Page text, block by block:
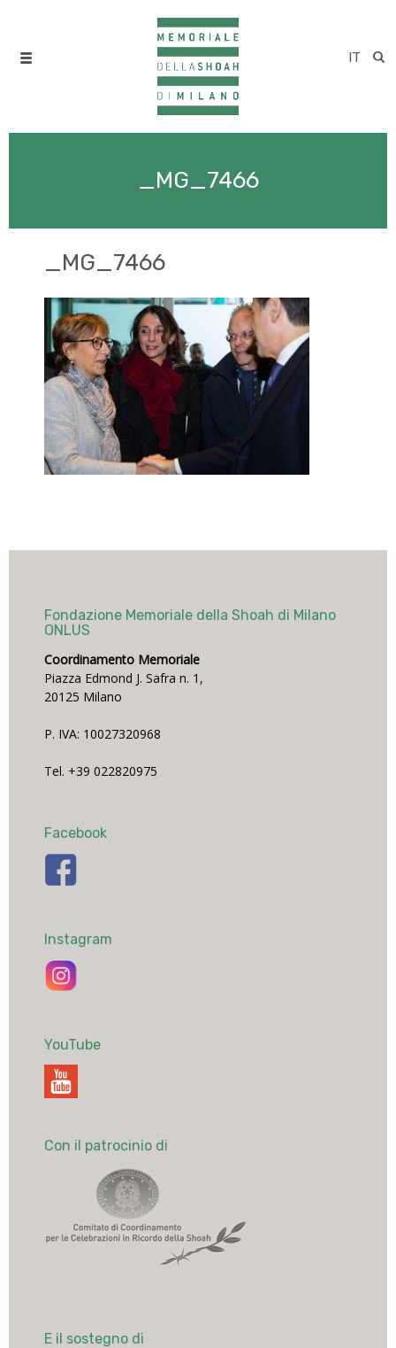
IT
_MG_7466
_MG_7466
Fondazione Memoriale della Shoah di Milano
ONLUS
Coordinamento Memoriale
Piazza Edmond J. Safra n. 1,
20125 Milano
P. IVA: 10027320968
Tel. +39 022820975
Facebook
Instagram
YouTube
Con il patrocinio di
E il sostegno di